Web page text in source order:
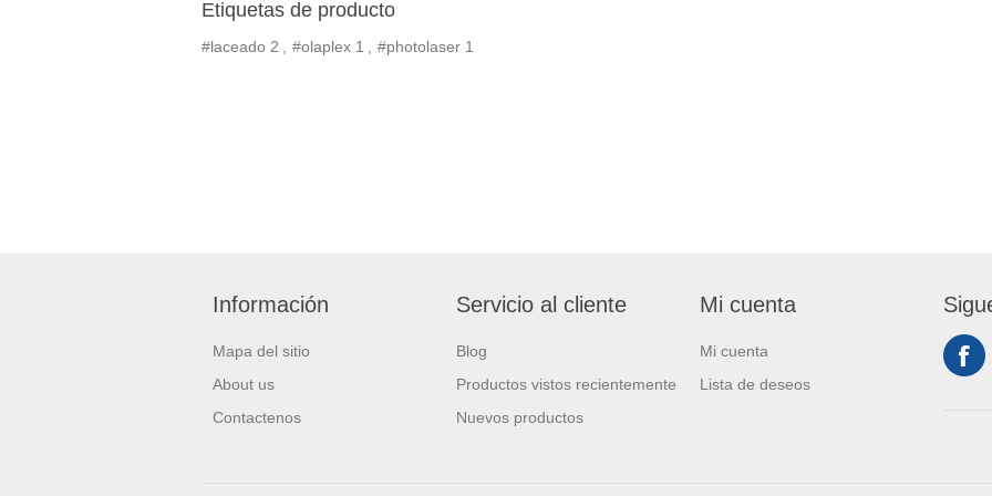
Etiquetas de producto
#laceado 2 #olaplex 1 #photolaser 1
Información
Mapa del sitio
About us
Contactenos
Servicio al cliente
Blog
Productos vistos recientemente
Nuevos productos
Mi cuenta
Mi cuenta
Lista de deseos